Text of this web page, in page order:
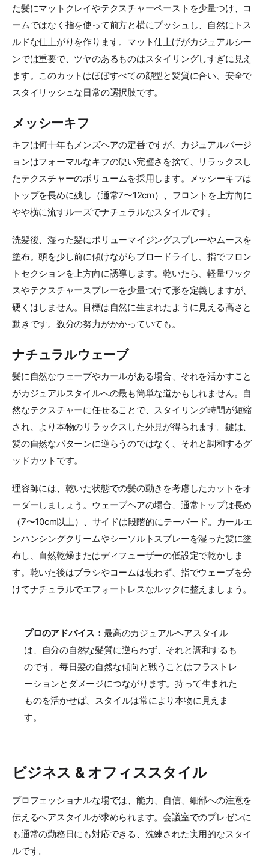
た髪にマットクレイやテクスチャーペーストを少量つけ、コ
ームではなく指を使って前方と横にプッシュし、自然にトス
ルドな仕上がりを作ります。マット仕上げがカジュアルシー
ンでは重要で、ツヤのあるものはスタイリングしすぎに見え
ます。このカットはほぼすべての顔型と髪質に合い、安全で
スタイリッシュな日常の選択肢です。
メッシーキフ
キフは何十年もメンズヘアの定番ですが、カジュアルバージ
ョンはフォーマルなキフの硬い完璧さを捨て、リラックスし
たテクスチャーのボリュームを採用します。メッシーキフは
トップを長めに残し（通常7〜12cm）、フロントを上方向に
やや横に流すルーズでナチュラルなスタイルです。
洗髪後、湿った髪にボリューマイジングスプレーやムースを
塗布。頭を少し前に傾けながらブロードライし、指でフロン
トセクションを上方向に誘導します。乾いたら、軽量ワック
スやテクスチャースプレーを少量つけて形を定義しますが、
硬くはしません。目標は自然に生まれたように見える高さと
動きです。数分の努力がかかっていても。
ナチュラルウェーブ
髪に自然なウェーブやカールがある場合、それを活かすこと
がカジュアルスタイルへの最も簡単な道かもしれません。自
然なテクスチャーに任せることで、スタイリング時間が短縮
され、より本物のリラックスした外見が得られます。鍵は、
髪の自然なパターンに逆らうのではなく、それと調和するグ
ッドカットです。
理容師には、乾いた状態での髪の動きを考慮したカットをオ
ーダーしましょう。ウェーブヘアの場合、通常トップは長め
（7〜10cm以上）、サイドは段階的にテーパード。カールエ
ンハンシングクリームやシーソルトスプレーを湿った髪に塗
布し、自然乾燥またはディフューザーの低設定で乾かしま
す。乾いた後はブラシやコームは使わず、指でウェーブを分
けてナチュラルでエフォートレスなルックに整えましょう。
プロのアドバイス：最高のカジュアルヘアスタイル
は、自分の自然な髪質に逆らわず、それと調和するも
のです。毎日髪の自然な傾向と戦うことはフラストレ
ーションとダメージにつながります。持って生まれた
ものを活かせば、スタイルは常により本物に見えま
す。
ビジネス & オフィススタイル
プロフェッショナルな場では、能力、自信、細部への注意を
伝えるヘアスタイルが求められます。会議室でのプレゼンに
も通常の勤務日にも対応できる、洗練された実用的なスタイ
ルです。